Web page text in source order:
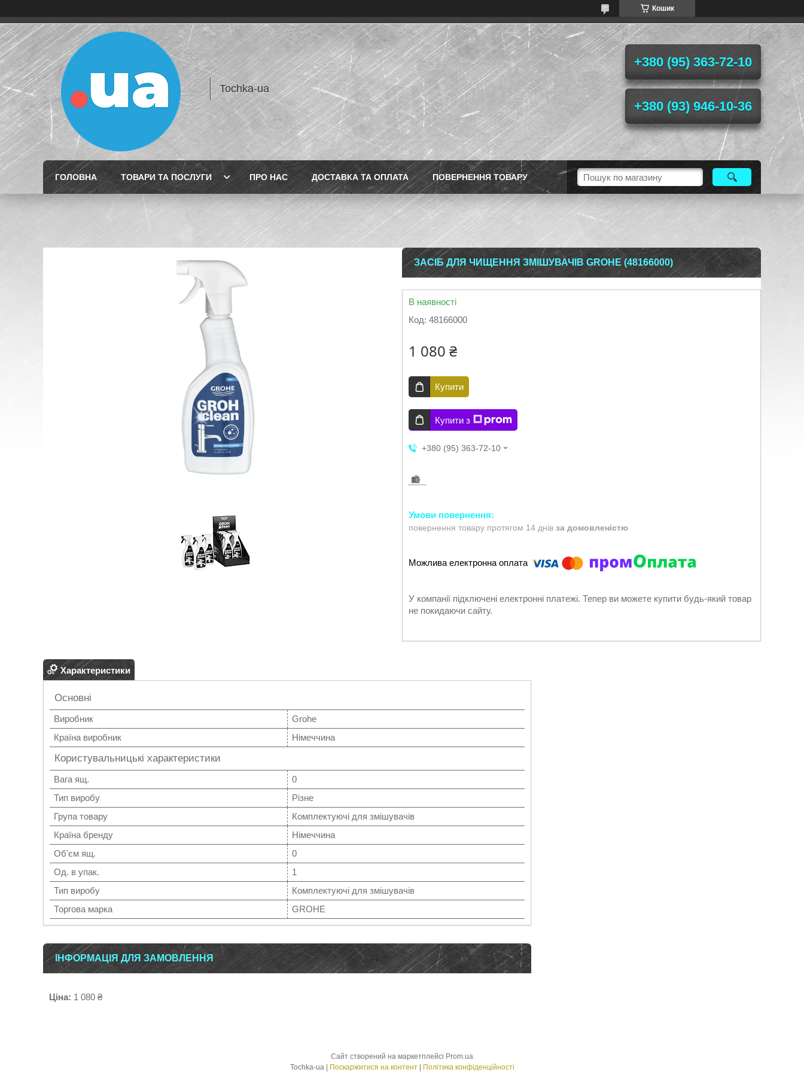
Кошик
Tochka-ua
+380 (95) 363-72-10
+380 (93) 946-10-36
ГОЛОВНА ТОВАРИ ТА ПОСЛУГИ ПРО НАС ДОСТАВКА ТА ОПЛАТА ПОВЕРНЕННЯ ТОВАРУ
ЗАСІБ ДЛЯ ЧИЩЕННЯ ЗМІШУВАЧІВ GROHE (48166000)
В наявності
Код: 48166000
1 080 ₴
Купити
Купити з
+380 (95) 363-72-10
повернення товару протягом 14 днів за домовленістю
У компанії підключені електронні платежі. Тепер ви можете купити будь-який товар
не покидаючи сайту.
Характеристики
Основні
Виробник
Grohe
Країна виробник
Німеччина
Користувальницькі характеристики
Вага ящ.
0
Тип виробу
Різне
Група товару
Комплектуючі для змішувачів
Країна бренду
Німеччина
Об'єм ящ.
0
Од. в упак.
1
Тип виробу
Комплектуючі для змішувачів
Торгова марка
GROHE
ІНФОРМАЦІЯ ДЛЯ ЗАМОВЛЕННЯ
Ціна: 1 080 ₴
Сайт створений на маркетплейсі Prom.ua
Поскаржитися на контент Політика конфіденційності